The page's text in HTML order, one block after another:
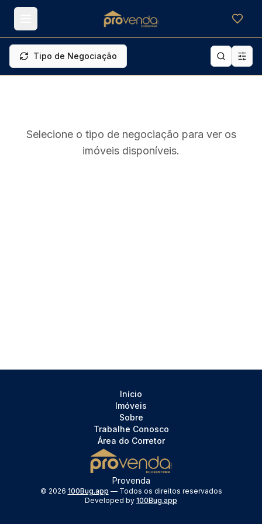
Tipo de Negociação
Selecione o tipo de negociação para ver os
imóveis disponíveis.
Início
Imóveis
Sobre
Trabalhe Conosco
Área do Corretor
Provenda
© 2026 100Bug.app — Todos os direitos reservados
Developed by 100Bug.app